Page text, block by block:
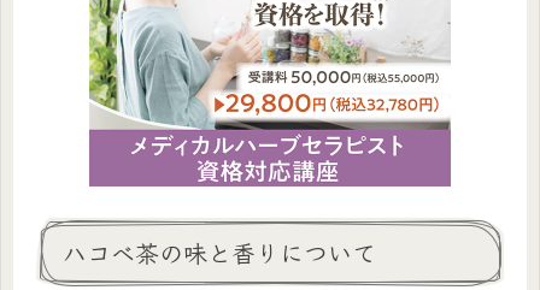
ハコベ茶の味と香りについて